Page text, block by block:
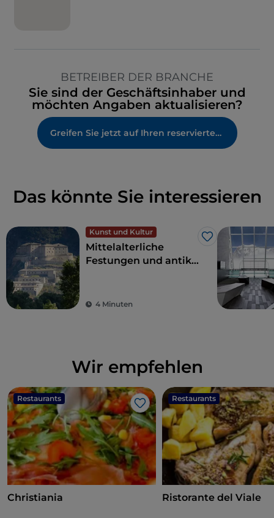
BETREIBER DER BRANCHE
Sie sind der Geschäftsinhaber und
möchten Angaben aktualisieren?
Greifen Sie jetzt auf Ihren reservierten Bereich zu
Das könnte Sie interessieren
Kunst und Kultur
Like
Mittelalterliche
Festungen und antike
Europas: das Aostatal
4 Minuten
Wir empfehlen
Restaurants
Like
Christiania
Restaurants
Ristorante del Viale